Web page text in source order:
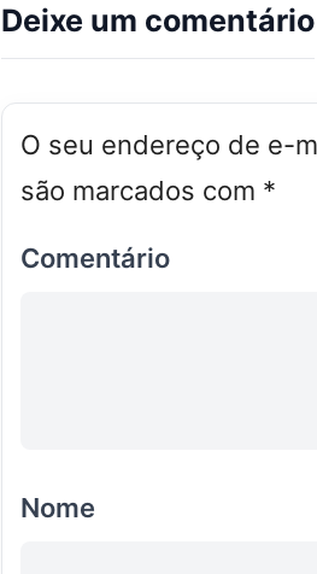
Deixe um comentário
O seu endereço de e-
são marcados com *
Comentário
Nome